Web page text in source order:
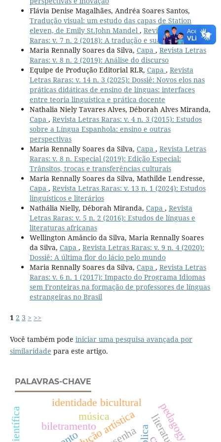
Flávia Denise Magalhães, Andréa Soares Santos,
Tradução visual: um estudo das capas de Station
eleven, de Emily St.John Mandel , Revista Letras
Raras: v. 7 n. 2 (2018): A tradução e suas linguagens
Maria Rennally Soares da Silva, Capa , Revista Letras
Raras: v. 8 n. 2 (2019): Análise do discurso
Equipe de Produção Editorial RLR, Capa , Revista
Letras Raras: v. 14 n. 3 (2025): Dossiê: Novos elos nas
práticas didáticas de ensino de línguas: interfaces
entre teoria linguística e prática docente
Nathalia Niely Tavares Alves, Déborah Alves Miranda,
Capa , Revista Letras Raras: v. 4 n. 3 (2015): Estudos
sobre a Língua Espanhola: ensino e outras
perspectivas
Maria Rennally Soares da Silva, Capa , Revista Letras
Raras: v. 8 n. Especial (2019): Edição Especial:
Trânsitos, trocas e transferências culturais
Maria Rennally Soares da Silva, Mathilde Lendresse,
Capa , Revista Letras Raras: v. 13 n. 1 (2024): Estudos
linguísticos e literários
Nathália Nielly, Déborah Miranda, Capa , Revista
Letras Raras: v. 5 n. 2 (2016): Estudos de línguas e
literaturas africanas
Wellington Amâncio da Silva, Maria Rennally Soares
da Silva, Capa , Revista Letras Raras: v. 9 n. 4 (2020):
Dossiê: A última flor do lácio pelo mundo
Maria Rennally Soares da Silva, Capa , Revista Letras
Raras: v. 6 n. 1 (2017): Impacto do Programa Idiomas
sem Fronteiras na formação de professores de línguas
estrangeiras no Brasil
1 2 3 > >>
Você também pode iniciar uma pesquisa avançada por
similaridade para este artigo.
PALAVRAS-CHAVE
biletramento
identidade bicultural
música pedagogy